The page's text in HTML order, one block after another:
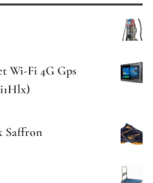
Wi-Fi 4G Gps
Saffron